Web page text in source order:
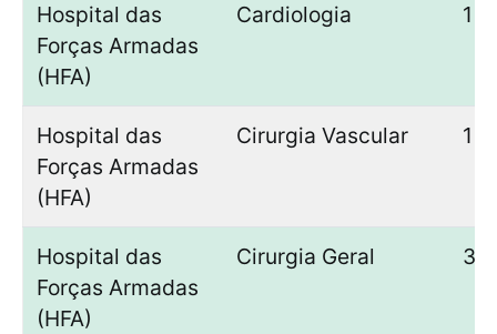
Hospital das
Forças Armadas
(HFA)
Cardiologia 1
Hospital das
Forças Armadas
(HFA)
Cirurgia Vascular 1
Hospital das
Forças Armadas
(HFA)
Cirurgia Geral 3